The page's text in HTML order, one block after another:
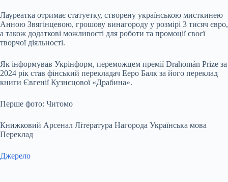
Лауреатка отримає статуетку, створену українською мисткинею
Анною Звягінцевою, грошову винагороду у розмірі 3 тисяч євро,
а також додаткові можливості для роботи та промоції своєї
творчої діяльності.
Як інформував Укрінформ, переможцем премії Drahomán Prize за
2024 рік став фінський перекладач Ееро Балк за його переклад
книги Євгенії Кузнєцової «Драбина».
Перше фото: Читомо
Книжковий Арсенал Література Нагорода Українська мова
Переклад
Джерело